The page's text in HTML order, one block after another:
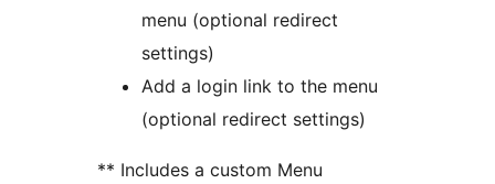
menu (optional redirect
settings)
Add a login link to the menu
(optional redirect settings)
** Includes a custom Menu